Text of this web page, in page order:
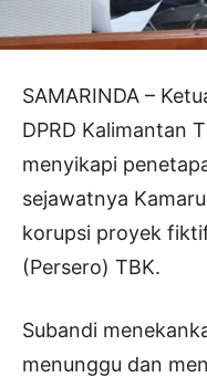
SAMARINDA –
DPRD Kalimantan
menyikapi
sejawatnya
korupsi proyek
(Persero) TBK.
Subandi
menunggu dan